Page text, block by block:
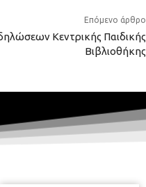
Επόμενο άρθρο
Κεντρικής Παιδικής
Βιβλιοθήκης